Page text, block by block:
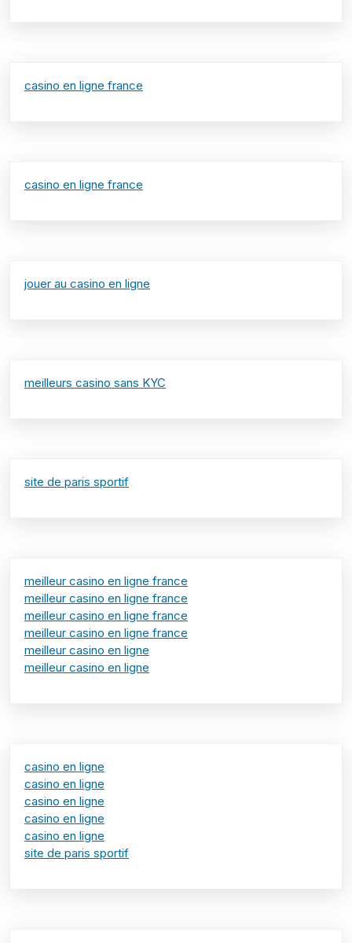
casino en ligne france
casino en ligne france
jouer au casino en ligne
meilleurs casino sans KYC
site de paris sportif
meilleur casino en ligne france
meilleur casino en ligne france
meilleur casino en ligne france
meilleur casino en ligne france
meilleur casino en ligne
meilleur casino en ligne
casino en ligne
casino en ligne
casino en ligne
casino en ligne
casino en ligne
site de paris sportif